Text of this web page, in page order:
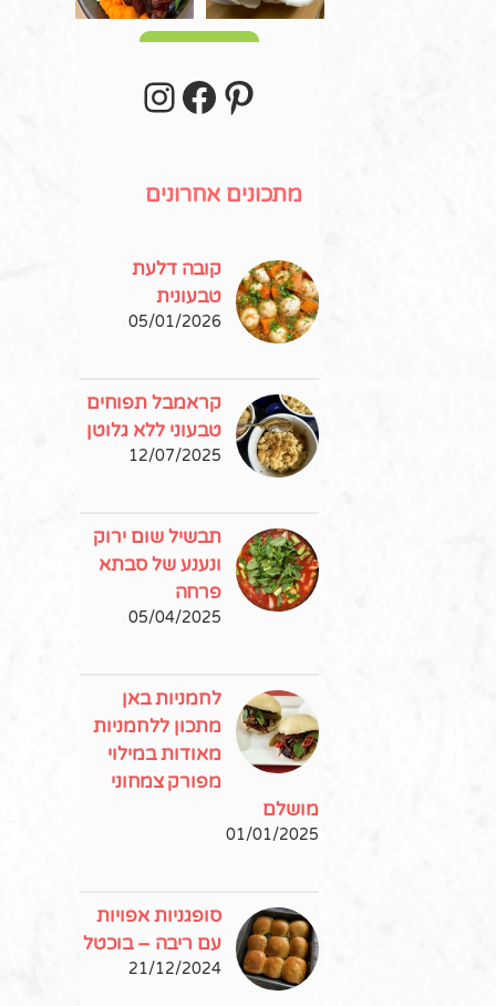
Pinterest
מתכונים אחרונים
קובה דלעת
טבעונית
05/01/2026
קראמבל תפוחים
טבעוני ללא גלוטן
12/07/2025
תבשיל שום ירוק
ונענע של סבתא
פרחה
05/04/2025
לחמניות באן
מתכון ללחמניות
מאודות במילוי
מפורק צמחוני
מושלם
01/01/2025
סופגניות אפויות
עם ריבה – בוכטל
21/12/2024